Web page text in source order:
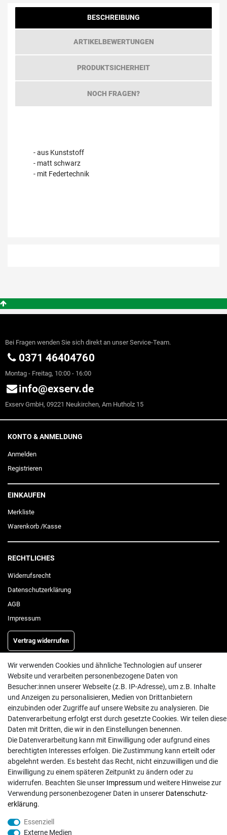
BESCHREIBUNG
ARTIKELBEWERTUNGEN
PRODUKTSICHERHEIT
NOCH FRAGEN?
- aus Kunststoff
- matt schwarz
- mit Federtechnik
Bei Fragen wenden Sie sich direkt an unser Service-Team.
0371 46404760
Montag - Freitag, 10:00 - 16:00
info@exserv.de
Exserv GmbH, 09221 Neukirchen, Am Hutholz 15
KONTO & ANMELDUNG
Anmelden
Registrieren
EINKAUFEN
Merkliste
Warenkorb /Kasse
RECHTLICHES
Widerrufs­recht
Daten­schutz­erklärung
AGB
Impressum
Vertrag widerrufen
INFORMATIONEN
Batterieentsorgung
Hilfe
Versand
Zahlungsarten
Kontakt
© Copyright 2026 | Alle Rechte vorbehalten. - Exserv | Realisation
Wir verwenden Cookies und ähnliche Technologien auf unserer
Website und verarbeiten personenbezogene Daten von
Besucher:innen unserer Webseite (z.B. IP-Adresse), um z.B. Inhalte
und Anzeigen zu personalisieren, Medien von Drittanbietern
einzubinden oder Zugriffe auf unsere Website zu analysieren. Die
Datenverarbeitung erfolgt erst durch gesetzte Cookies. Wir teilen diese
Daten mit Dritten, die wir in den Einstellungen benennen.
Die Datenverarbeitung kann mit Einwilligung oder aufgrund eines
berechtigten Interesses erfolgen. Die Zustimmung kann erteilt oder
abgelehnt werden. Es besteht das Recht, nicht einzuwilligen und die
Einwilligung zu einem späteren Zeitpunkt zu ändern oder zu
widerrufen. Beachten Sie unser Impressum und weitere Hinweise zur
Verwendung personenbezogener Daten in unserer Daten­schutz­
erklärung.
Essenziell
Externe Medien